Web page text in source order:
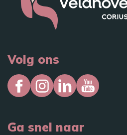
Volg ons
Ga snel naar